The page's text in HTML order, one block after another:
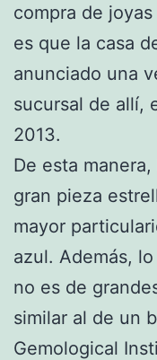
compra de
es que la casa
anunciado una
sucursal de allí,
2013.
De esta
gran pieza
mayor
azul. Además,
no es de
similar al de un
Gemological